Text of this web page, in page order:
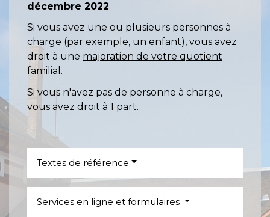
décembre 2022.
Si vous avez une ou plusieurs personnes à
charge (par exemple, un enfant), vous avez
droit à une majoration de votre quotient
familial .
Si vous n'avez pas de personne à charge,
vous avez droit à 1 part.
Textes de référence
Services en ligne et formulaires